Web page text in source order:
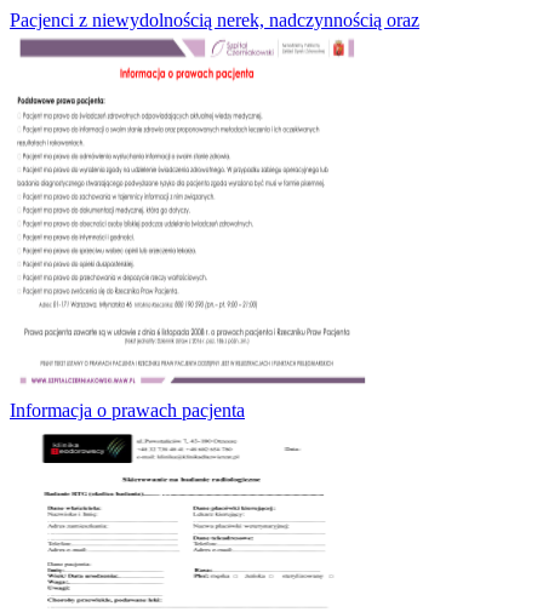
Pacjenci z niewydolnością nerek, nadczynnością oraz
Informacja o prawach pacjenta